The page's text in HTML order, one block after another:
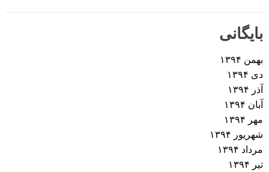
ر
ی
ن
و
ش
ت
بایگانی
بهمن ۱۳۹۴
دی ۱۳۹۴
آذر ۱۳۹۴
آبان ۱۳۹۴
مهر ۱۳۹۴
شهریور ۱۳۹۴
مرداد ۱۳۹۴
تیر ۱۳۹۴